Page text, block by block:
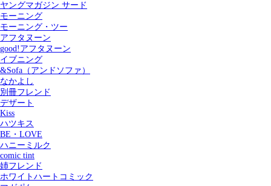
ヤングマガジン サード
モーニング
モーニング・ツー
アフタヌーン
good!アフタヌーン
イブニング
&Sofa（アンドソファ）
なかよし
別冊フレンド
デザート
Kiss
ハツキス
BE・LOVE
ハニーミルク
comic tint
姉フレンド
ホワイトハートコミック